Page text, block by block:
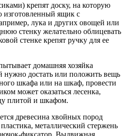
крепят доску, на которую
изготовленный ящик с
лука и других овощей или
стенку желательно облицевать
стенке крепят ручку для ее
домашняя хозяйка
нужно достать или положить вещь
шкафа или на шкаф, провести
может оказаться лесенка,
плитой и шкафом.
древесина хвойных пород
металлический стержень
фиксатор. Выдвижная